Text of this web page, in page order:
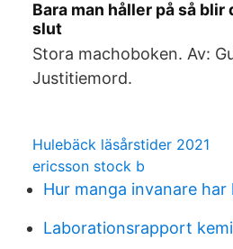
Bara man håller på så
slut
Stora machoboken. Av:
Justitiemord.
Hulebäck läsårstider 2021
ericsson stock b
Hur manga invanare har
Laborationsrapport kemi